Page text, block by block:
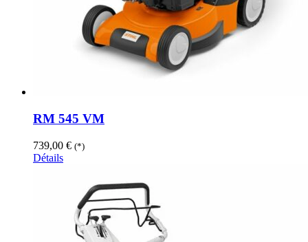
RM 545 VM
739,00 € (*)
Détails